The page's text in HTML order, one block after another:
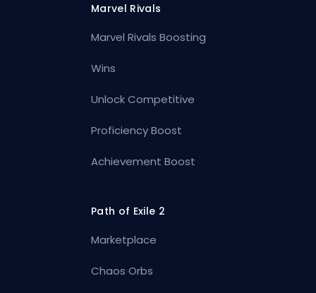
Marvel Rivals
Marvel Rivals Boosting
Wins
Unlock Competitive
Proficiency Boost
Achievement Boost
Path of Exile 2
Marketplace
Chaos Orbs